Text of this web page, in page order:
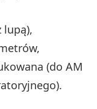
lupą),
(do AM